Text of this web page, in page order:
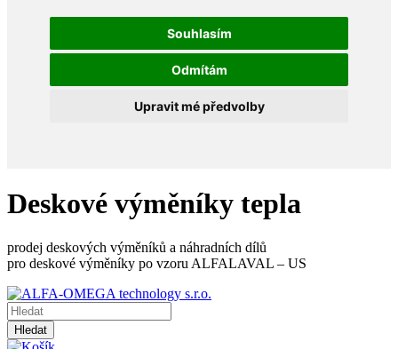
Souhlasím
Odmítám
Upravit mé předvolby
Deskové výměníky tepla
prodej deskových výměníků a náhradních dílů
pro deskové výměníky po vzoru ALFALAVAL – US
Hledat